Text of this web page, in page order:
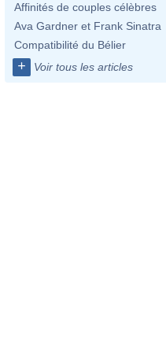
Affinités de couples célèbres
Ava Gardner et Frank Sinatra
Compatibilité du Bélier
+ Voir tous les articles